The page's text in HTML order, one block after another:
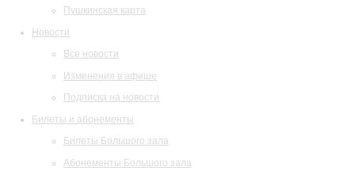
Пушкинская карта
Новости
Все новости
Изменения в афише
Подписка на новости
Билеты и абонементы
Билеты Большого зала
Абонементы Большого зала